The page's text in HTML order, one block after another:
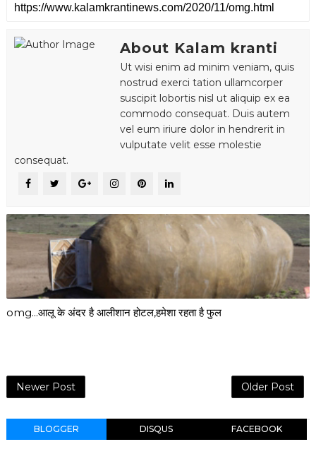
About Kalam kranti
Ut wisi enim ad minim veniam, quis
nostrud exerci tation ullamcorper
suscipit lobortis nisl ut aliquip ex ea
commodo consequat. Duis autem
vel eum iriure dolor in hendrerit in
vulputate velit esse molestie
consequat.
omg...आलू के अंदर है आलीशान होटल,हमेशा रहता है फुल
Newer Post Older Post
BLOGGER DISQUS FACEBOOK